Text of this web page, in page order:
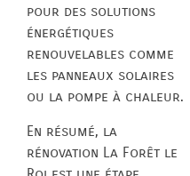
pour des solutions
énergétiques
renouvelables comme
les panneaux solaires
ou la pompe à chaleur.
En résumé, la
rénovation La Forêt le